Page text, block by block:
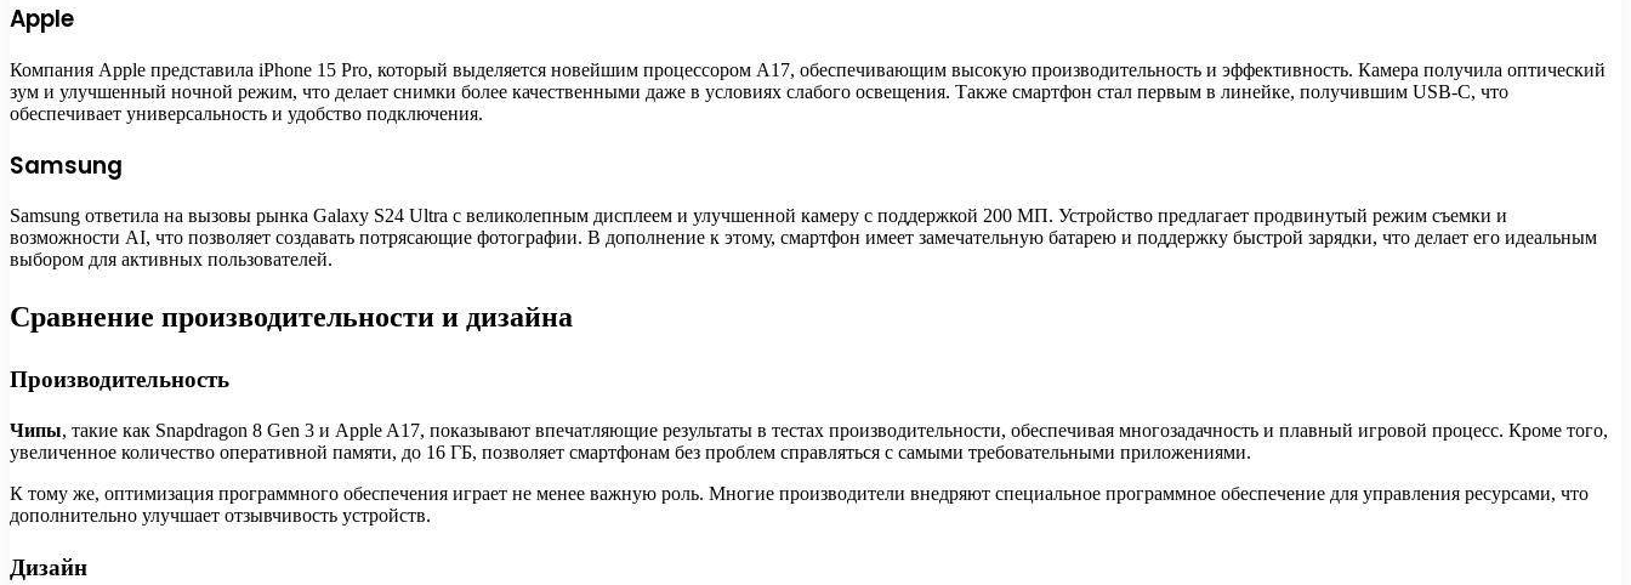
Apple
Компания Apple представила iPhone 15 Pro, который выделяется новейшим процессором A17, обеспечивающим высокую производительность и эффективность. Камера получила оптический
зум и улучшенный ночной режим, что делает снимки более качественными даже в условиях слабого освещения. Также смартфон стал первым в линейке, получившим USB-C, что
обеспечивает универсальность и удобство подключения.
Samsung
Samsung ответила на вызовы рынка Galaxy S24 Ultra с великолепным дисплеем и улучшенной камеру с поддержкой 200 МП. Устройство предлагает продвинутый режим съемки и
возможности AI, что позволяет создавать потрясающие фотографии. В дополнение к этому, смартфон имеет замечательную батарею и поддержку быстрой зарядки, что делает его идеальным
выбором для активных пользователей.
Сравнение производительности и дизайна
Производительность
Чипы, такие как Snapdragon 8 Gen 3 и Apple A17, показывают впечатляющие результаты в тестах производительности, обеспечивая многозадачность и плавный игровой процесс. Кроме того,
увеличенное количество оперативной памяти, до 16 ГБ, позволяет смартфонам без проблем справляться с самыми требовательными приложениями.
К тому же, оптимизация программного обеспечения играет не менее важную роль. Многие производители внедряют специальное программное обеспечение для управления ресурсами, что
дополнительно улучшает отзывчивость устройств.
Дизайн